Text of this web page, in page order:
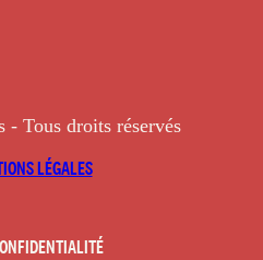
- Tous droits réservés
LÉGALES